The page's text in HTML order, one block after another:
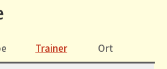
Trainer Ort